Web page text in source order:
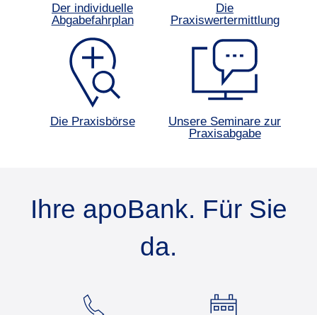
Der individuelle
Abgabefahrplan
Die
Praxiswertermittlung
Die Praxisbörse
Unsere Seminare zur
Praxisabgabe
Ihre apoBank. Für Sie
da.